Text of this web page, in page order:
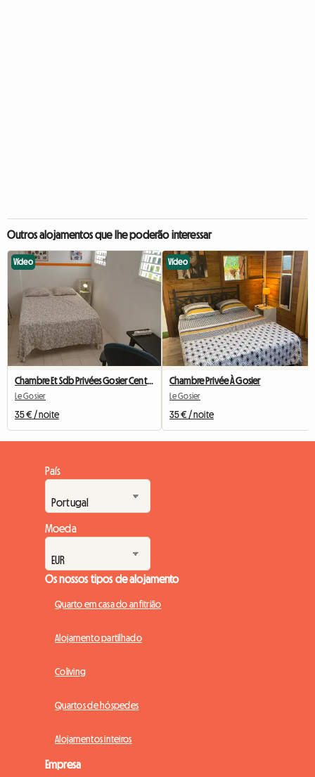
Outros alojamentos que lhe poderão interessar
Vídeo
Chambre Et Sdb Privées Gosier Centre
Le Gosier
35 € / noite
Vídeo
Chambre Privée À Gosier
Le Gosier
35 € / noite
País
Moeda
Os nossos tipos de alojamento
Quarto em casa do anfitrião
Alojamento partilhado
Coliving
Quartos de hóspedes
Alojamentos inteiros
Empresa